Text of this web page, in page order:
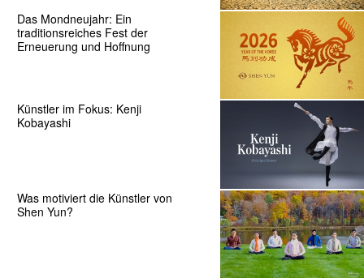
Das Mondneujahr: Ein
traditionsreiches Fest der
Erneuerung und Hoffnung
Künstler im Fokus: Kenji
Kobayashi
Was motiviert die Künstler von
Shen Yun?